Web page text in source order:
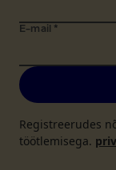
E-mail *
Registreerudes
töötlemisega.